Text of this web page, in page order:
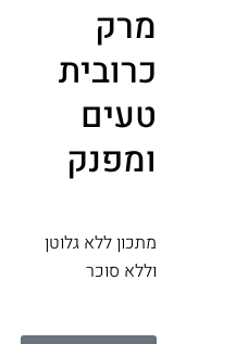
מרק
כרובית
טעים
ומפנק
מתכון ללא גלוטן
וללא סוכר